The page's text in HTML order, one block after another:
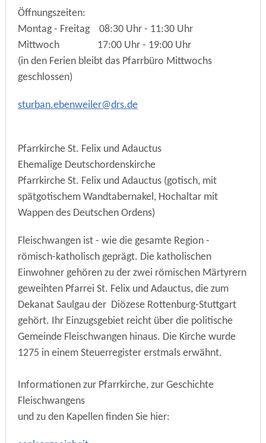
Öffnungszeiten:
Montag - Freitag 08:30 Uhr - 11:30 Uhr
Mittwoch 17:00 Uhr - 19:00 Uhr
(in den Ferien bleibt das Pfarrbüro Mittwochs
geschlossen)
st rb n b nw l r drs d
Pfarrkirche St. Felix und Adauctus
Ehemalige Deutschordenskirche
Pfarrkirche St. Felix und Adauctus (gotisch, mit
spätgotischem Wandtabernakel, Hochaltar mit
Wappen des Deutschen Ordens)
Fleischwangen ist - wie die gesamte Region -
römisch-katholisch geprägt. Die katholischen
Einwohner gehören zu der zwei römischen Märtyrern
geweihten Pfarrei St. Felix und Adauctus, die zum
Dekanat Saulgau der Diözese Rottenburg-Stuttgart
gehört. Ihr Einzugsgebiet reicht über die politische
Gemeinde Fleischwangen hinaus. Die Kirche wurde
1275 in einem Steuerregister erstmals erwähnt.
Informationen zur Pfarrkirche, zur Geschichte
Fleischwangens
und zu den Kapellen finden Sie hier: